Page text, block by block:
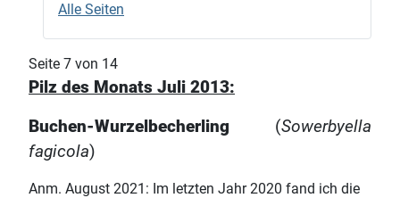
Alle Seiten
Seite 7 von 14
Pilz des Monats Juli 2013:
Buchen-Wurzelbecherling (Sowerbyella
fagicola)
Anm. August 2021: Im letzten Jahr 2020 fand ich die